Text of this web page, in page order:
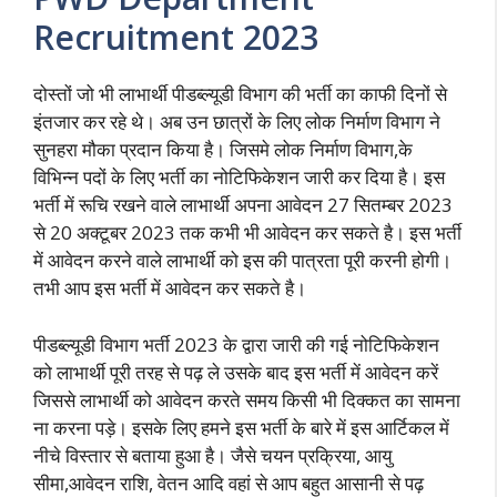
Recruitment 2023
दोस्तों जो भी लाभार्थी पीडब्ल्यूडी विभाग की भर्ती का काफी दिनों से
इंतजार कर रहे थे। अब उन छात्रों के लिए लोक निर्माण विभाग ने
सुनहरा मौका प्रदान किया है। जिसमे लोक निर्माण विभाग,के
विभिन्न पदों के लिए भर्ती का नोटिफिकेशन जारी कर दिया है। इस
भर्ती में रूचि रखने वाले लाभार्थी अपना आवेदन 27 सितम्बर 2023
से 20 अक्टूबर 2023 तक कभी भी आवेदन कर सकते है। इस भर्ती
में आवेदन करने वाले लाभार्थी को इस की पात्रता पूरी करनी होगी।
तभी आप इस भर्ती में आवेदन कर सकते है।
पीडब्ल्यूडी विभाग भर्ती 2023 के द्वारा जारी की गई नोटिफिकेशन
को लाभार्थी पूरी तरह से पढ़ ले उसके बाद इस भर्ती में आवेदन करें
जिससे लाभार्थी को आवेदन करते समय किसी भी दिक्कत का सामना
ना करना पड़े। इसके लिए हमने इस भर्ती के बारे में इस आर्टिकल में
नीचे विस्तार से बताया हुआ है। जैसे चयन प्रक्रिया, आयु
सीमा,आवेदन राशि, वेतन आदि वहां से आप बहुत आसानी से पढ़